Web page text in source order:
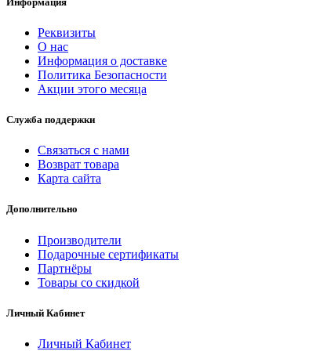
Реквизиты
О нас
Информация о доставке
Политика Безопасности
Акции этого месяца
Служба поддержки
Связаться с нами
Возврат товара
Карта сайта
Дополнительно
Производители
Подарочные сертификаты
Партнёры
Товары со скидкой
Личный Кабинет
Личный Кабинет